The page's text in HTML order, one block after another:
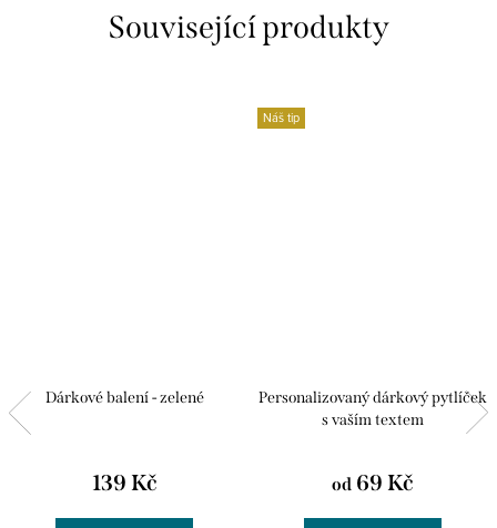
Související produkty
Dárkové balení - zelené
139 Kč
Náš tip
Personalizovaný dárkový pytlíček
s vaším textem
od 69 Kč